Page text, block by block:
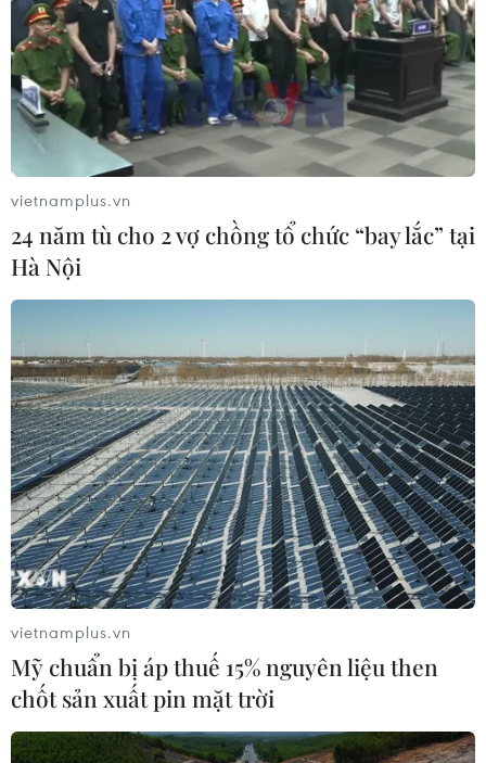
vietnamplus.vn
24 năm tù cho 2 vợ chồng tổ chức “bay lắc” tại
Hà Nội
vietnamplus.vn
Mỹ chuẩn bị áp thuế 15% nguyên liệu then
chốt sản xuất pin mặt trời